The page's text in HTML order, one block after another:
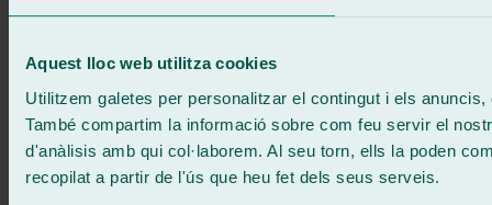
Aquest lloc web utilitza cookies
Utilitzem galetes per personalitzar el contingut i els
També compartim la informació sobre com feu servir el
d'anàlisis amb qui col·laborem. Al seu torn, ells la poden
recopilat a partir de l'ús que heu fet dels seus serveis.
ATENCIÓ 24/7 Contacta'ns